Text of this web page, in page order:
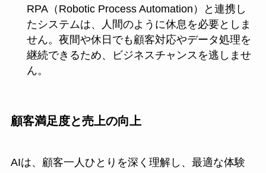
RPA（Robotic Process Automation）と連携し
たシステムは、人間のように休息を必要としま
せん。夜間や休日でも顧客対応やデータ処理を
継続できるため、ビジネスチャンスを逃しませ
ん。
顧客満足度と売上の向上
AIは、顧客一人ひとりを深く理解し、最適な体験